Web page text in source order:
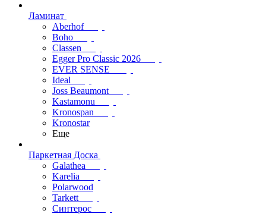
Ламинат
Aberhof
Boho
Classen
Egger Pro Classic 2026
EVER SENSE
Ideal
Joss Beaumont
Kastamonu
Kronospan
Kronostar
Еще
Паркетная Доска
Galathea
Karelia
Polarwood
Tarkett
Синтерос